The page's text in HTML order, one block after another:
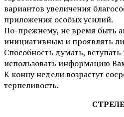
вариантов увеличения
приложения особых усилий.
По-прежнему, не время быть
инициативным и проявлять
Способность думать,
использовать информацию
К концу недели возрастут
терпеливость.